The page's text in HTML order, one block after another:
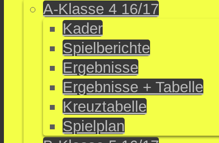
A-Klasse 4 16/17
Kader
Spielberichte
Ergebnisse
Ergebnisse + Tabelle
Kreuztabelle
Spielplan